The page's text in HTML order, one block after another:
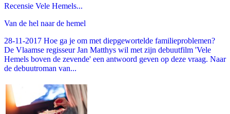
Recensie Vele Hemels...
Van de hel naar de hemel
28-11-2017 Hoe ga je om met diepgewortelde familieproblemen?
De Vlaamse regisseur Jan Matthys wil met zijn debuutfilm 'Vele
Hemels boven de zevende' een antwoord geven op deze vraag. Naar
de debuutroman van...